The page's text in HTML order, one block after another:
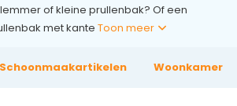
of kleine prullenbak? Of een
met kanteToon meer
Schoonmaakartikelen Woonkamer